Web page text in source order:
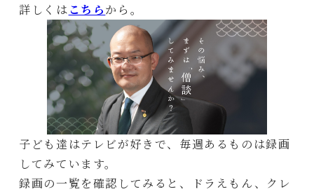
詳しくは こちらから。
子ども達はテレビが好きで、毎週あるものは録画
してみています。
録画の一覧を確認してみると、ドラえもん、クレ